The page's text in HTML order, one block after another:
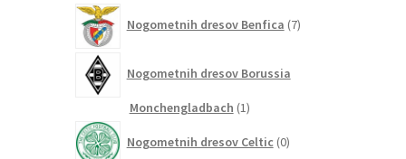
Nogometnih dresov Benfica 7izdelkov
Nogometnih dresov Borussia
Monchengladbach 11
Nogometnih dresov Celtic 0izdelkov